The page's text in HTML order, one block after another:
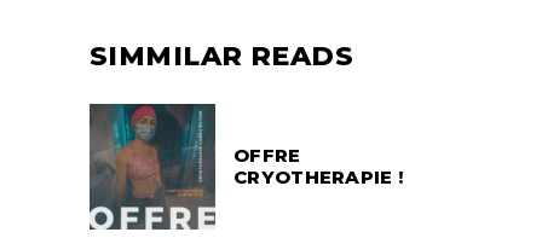
SIMMILAR READS
OFFRE
CRYOTHERAPIE !